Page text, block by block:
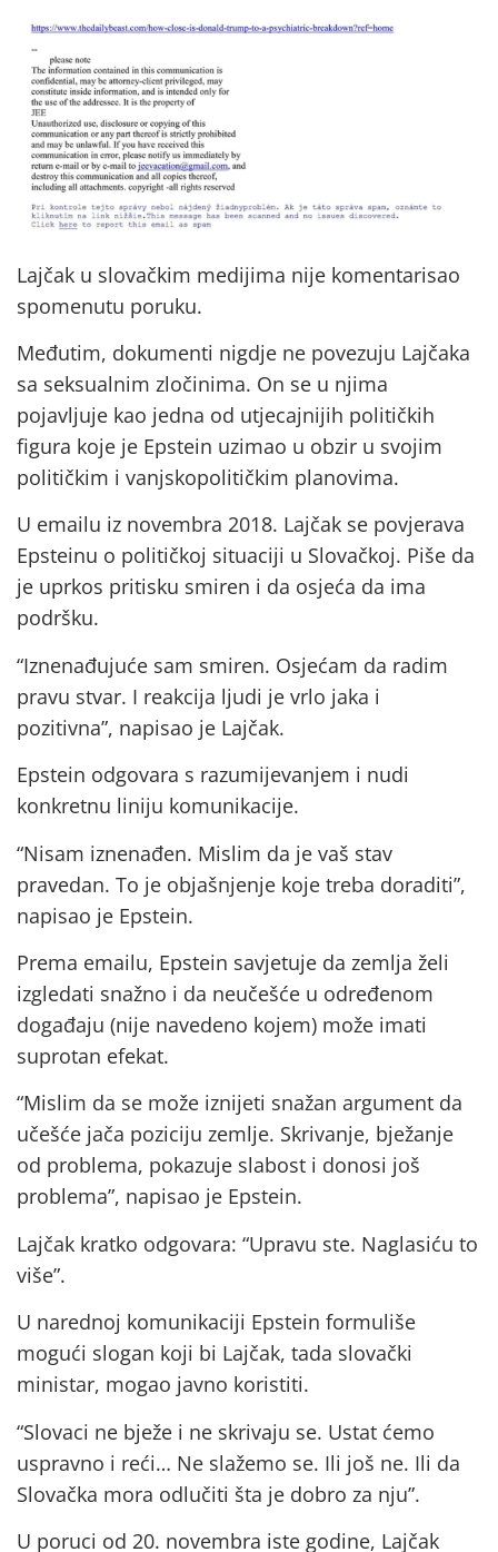
Lajčak u slovačkim medijima nije komentarisao
spomenutu poruku.
Međutim, dokumenti nigdje ne povezuju Lajčaka
sa seksualnim zločinima. On se u njima
pojavljuje kao jedna od utjecajnijih političkih
figura koje je Epstein uzimao u obzir u svojim
političkim i vanjskopolitičkim planovima.
U emailu iz novembra 2018. Lajčak se povjerava
Epsteinu o političkoj situaciji u Slovačkoj. Piše da
je uprkos pritisku smiren i da osjeća da ima
podršku.
“Iznenađujuće sam smiren. Osjećam da radim
pravu stvar. I reakcija ljudi je vrlo jaka i
pozitivna”, napisao je Lajčak.
Epstein odgovara s razumijevanjem i nudi
konkretnu liniju komunikacije.
“Nisam iznenađen. Mislim da je vaš stav
pravedan. To je objašnjenje koje treba doraditi”,
napisao je Epstein.
Prema emailu, Epstein savjetuje da zemlja želi
izgledati snažno i da neučešće u određenom
događaju (nije navedeno kojem) može imati
suprotan efekat.
“Mislim da se može iznijeti snažan argument da
učešće jača poziciju zemlje. Skrivanje, bježanje
od problema, pokazuje slabost i donosi još
problema”, napisao je Epstein.
Lajčak kratko odgovara: “Upravu ste. Naglasiću to
više”.
U narednoj komunikaciji Epstein formuliše
mogući slogan koji bi Lajčak, tada slovački
ministar, mogao javno koristiti.
“Slovaci ne bježe i ne skrivaju se. Ustat ćemo
uspravno i reći… Ne slažemo se. Ili još ne. Ili da
Slovačka mora odlučiti šta je dobro za nju”.
U poruci od 20. novembra iste godine, Lajčak